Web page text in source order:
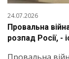
24.07.2026
Провальна
розпад Росії, -